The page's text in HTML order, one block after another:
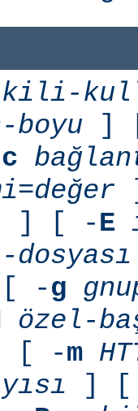
boyu ]
c
] [ -E
-g
özel-
[ -m
] [